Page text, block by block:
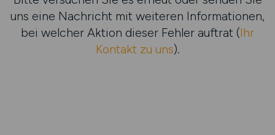
uns eine Nachricht mit weiteren Informationen,
bei welcher Aktion dieser Fehler auftrat (Ihr
Kontakt zu uns).